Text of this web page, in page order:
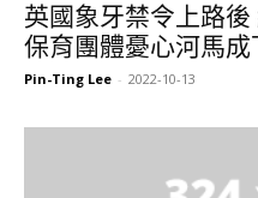
英國象牙禁令上路
保育團體憂心河馬
Pin-Ting Lee - 2022-10-13